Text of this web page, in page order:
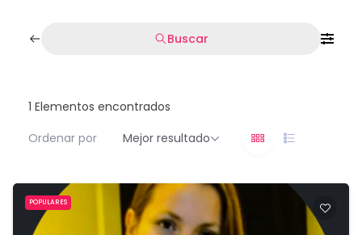
Buscar
1 Elementos encontrados
Ordenar por
Mejor resultado
POPULARES